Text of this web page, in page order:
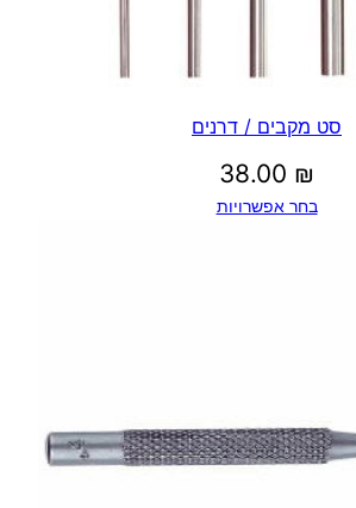
סט מקבים / דרנים
38.00 ₪
בחר אפשרויות